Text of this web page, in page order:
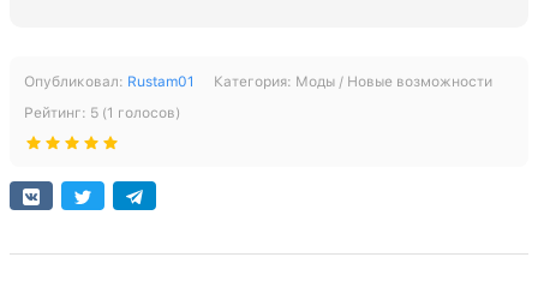
Опубликовал: Rustam01 Категория: Моды / Новые возможности
Рейтинг: 5 (1 голосов)